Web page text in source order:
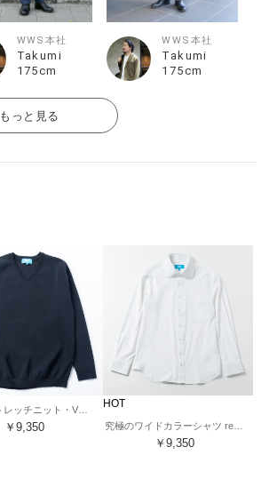
WWS本社
Takumi
175cm
WWS本社
Takumi
175cm
もっと見る
洗えるストレッチニット・Vネック （ダークネイビー）
￥9,350
HOT
￥9,350